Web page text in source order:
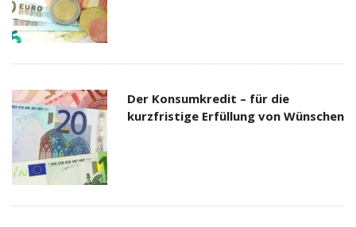
Der Konsumkredit – für die
kurzfristige Erfüllung von Wünschen